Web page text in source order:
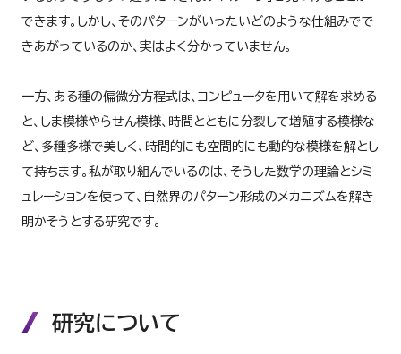
できます。しかし、そのパターンがいったいどのような仕組みでで
きあがっているのか、実はよく分かっていません。
一方、ある種の偏微分方程式は、コンピュータを用いて解を求める
と、しま模様やらせん模様、時間とともに分裂して増殖する模様な
ど、多種多様で美しく、時間的にも空間的にも動的な模様を解とし
て持ちます。私が取り組んでいるのは、そうした数学の理論とシミ
ュレーションを使って、自然界のパターン形成のメカニズムを解き
明かそうとする研究です。
研究について